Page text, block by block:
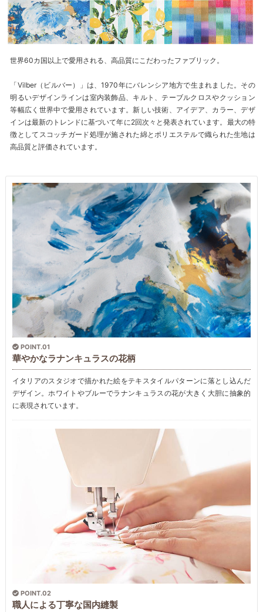
世界60カ国以上で愛用される、高品質にこだわったファブリック。
「Vilber（ビルバー）」は、1970年にバレンシア地方で生まれました。その
明るいデザインラインは室内装飾品、キルト、テーブルクロスやクッション
等幅広く世界中で愛用されています。新しい技術、アイデア、カラー、デザ
インは最新のトレンドに基づいて年に2回次々と発表されています。最大の特
徴としてスコッチガード処理が施された綿とポリエステルで織られた生地は
高品質と評価されています。
POINT.01
華やかなラナンキュラスの花柄
イタリアのスタジオで描かれた絵をテキスタイルパターンに落とし込んだ
デザイン。ホワイトやブルーでラナンキュラスの花が大きく大胆に抽象的
に表現されています。
POINT.02
職人による丁寧な国内縫製